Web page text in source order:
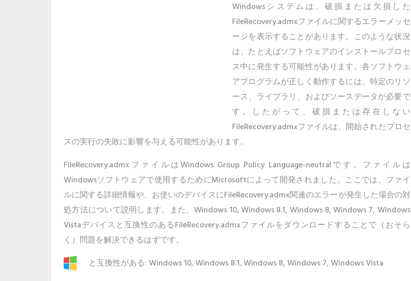
Windowsシステムは、破損または欠損した
FileRecovery.admxファイルに関するエラーメッセ
ージを表示することがあります。このような状況
は、たとえばソフトウェアのインストールプロセ
ス中に発生する可能性があります。各ソフトウェ
アプログラムが正しく動作するには、特定のリソ
ース、ライブラリ、およびソースデータが必要で
す。したがって、破損または存在しない
FileRecovery.admxファイルは、開始されたプロセ
スの実行の失敗に影響を与える可能性があります。
FileRecovery.admxファイルはWindows Group Policy Language-neutralです。ファイルは
Windowsソフトウェアで使用するためにMicrosoftによって開発されました。ここでは、ファイ
ルに関する詳細情報や、お使いのデバイスにFileRecovery.admx関連のエラーが発生した場合の対
処方法について説明します。また、Windows 10, Windows 8.1, Windows 8, Windows 7, Windows
Vistaデバイスと互換性のあるFileRecovery.admxファイルをダウンロードすることで（おそら
く）問題を解決できるはずです。
と互換性がある: Windows 10, Windows 8.1, Windows 8, Windows 7, Windows Vista